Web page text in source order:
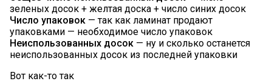
зеленых досок + желтая доска + число синих досок
Число упаковок — так как ламинат продают
упаковками — необходимое число упаковок
Неиспользованных досок — ну и сколько останется
неиспользованных досок из последней упаковки
Вот как-то так